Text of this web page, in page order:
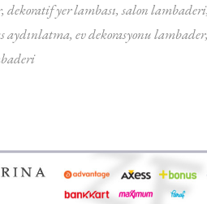
dekoratif yer lambası salon lambaderi
aydınlatma ev dekorasyonu lambader